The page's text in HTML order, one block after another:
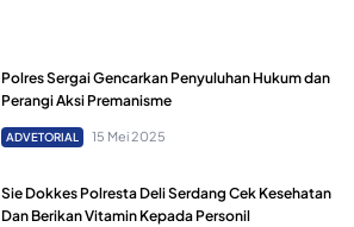
Polres Sergai Gencarkan Penyuluhan Hukum dan
Perangi Aksi Premanisme
ADVETORIAL 15 Mei 2025
Sie Dokkes Polresta Deli Serdang Cek Kesehatan
Dan Berikan Vitamin Kepada Personil